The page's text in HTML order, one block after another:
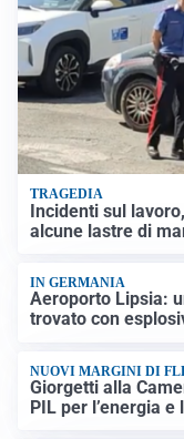
TRAGEDIA
Incidenti sul
alcune lastre di
IN GERMANIA
Aeroporto Lipsia:
trovato con
NUOVI MARGINI DI
Giorgetti alla
PIL per l’energia